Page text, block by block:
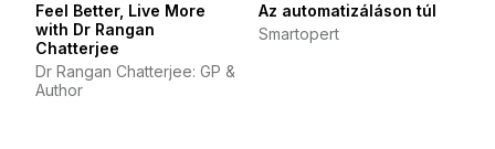
Feel Better, Live More
with Dr Rangan
Chatterjee
Dr Rangan Chatterjee: GP &
Author
Az automatizáláson túl
Smartopert